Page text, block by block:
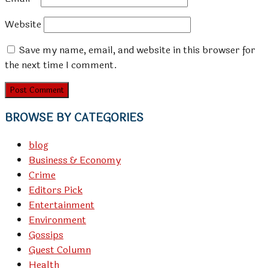
Website
Save my name, email, and website in this browser for
the next time I comment.
BROWSE BY CATEGORIES
blog
Business & Economy
Crime
Editors Pick
Entertainment
Environment
Gossips
Guest Column
Health